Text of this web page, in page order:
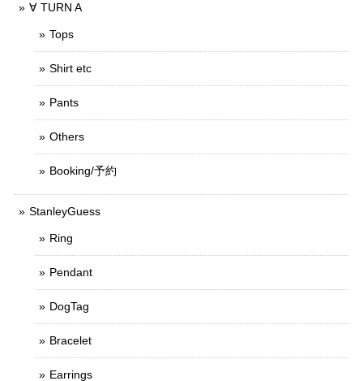
∀ TURN A
Tops
Shirt etc
Pants
Others
Booking/予約
StanleyGuess
Ring
Pendant
DogTag
Bracelet
Earrings